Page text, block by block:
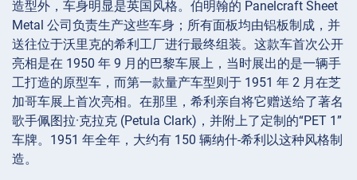
造型外，车身明显是英国风格。伯明翰的 Panelcraft Sheet
Metal 公司负责生产这些车身；所有面板均由铝板制成，并
送往位于沃里克的希利工厂进行最终组装。这款车首次公开
亮相是在 1950 年 9 月的巴黎车展上，当时展出的是一辆手
工打造的原型车，而第一款量产车型则于 1951 年 2 月在芝
加哥车展上首次亮相。在那里，希利亲自将它赠送给了著名
歌手佩图拉·克拉克 (Petula Clark)，并附上了定制的“PET 1”
车牌。1951 年全年，大约有 150 辆纳什-希利以这种风格制
造。